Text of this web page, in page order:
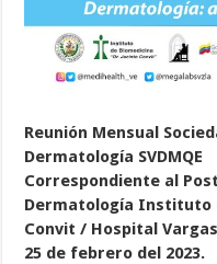
Reunión Mensual
Dermatología SVDMQE
Correspondiente al
Dermatología Instituto
Convit / Hospital
25 de febrero del 2023.